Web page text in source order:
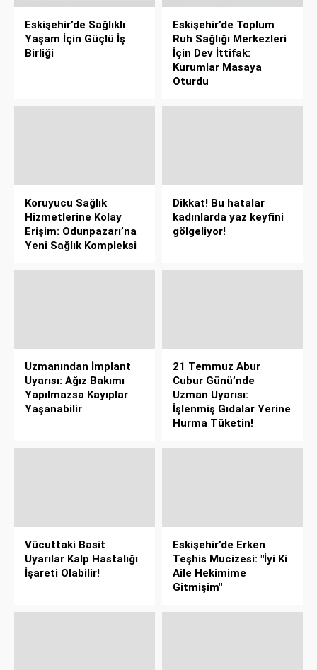
Eskişehir’de Sağlıklı
Yaşam İçin Güçlü İş
Birliği
Eskişehir’de Toplum
Ruh Sağlığı Merkezleri
İçin Dev İttifak:
Kurumlar Masaya
Oturdu
Koruyucu Sağlık
Hizmetlerine Kolay
Erişim: Odunpazarı’na
Yeni Sağlık Kompleksi
Dikkat! Bu hatalar
kadınlarda yaz keyfini
gölgeliyor!
Uzmanından İmplant
Uyarısı: Ağız Bakımı
Yapılmazsa Kayıplar
Yaşanabilir
21 Temmuz Abur
Cubur Günü’nde
Uzman Uyarısı:
İşlenmiş Gıdalar Yerine
Hurma Tüketin!
Vücuttaki Basit
Uyarılar Kalp Hastalığı
İşareti Olabilir!
Eskişehir’de Erken
Teşhis Mucizesi: "İyi Ki
Aile Hekimime
Gitmişim"